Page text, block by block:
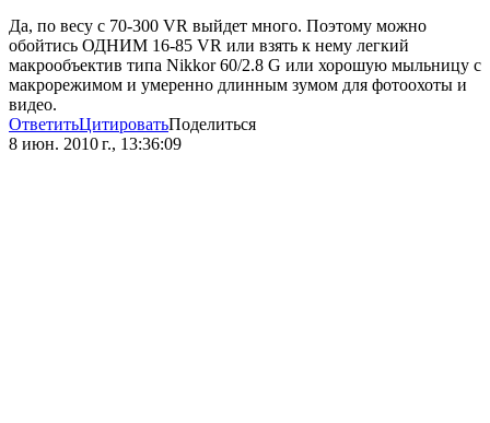
Да, по весу с 70-300 VR выйдет много. Поэтому можно
обойтись ОДНИМ 16-85 VR или взять к нему легкий
макрообъектив типа Nikkor 60/2.8 G или хорошую мыльницу с
макрорежимом и умеренно длинным зумом для фотоохоты и
видео.
ОтветитьЦитироватьПоделиться
8 июн. 2010 г., 13:36:09